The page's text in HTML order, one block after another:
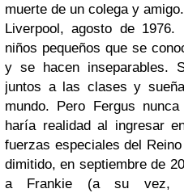
muerte de un colega y amigo.
Liverpool, agosto de
niños pequeños que se
y se hacen inseparables.
juntos a las clases y
mundo. Pero Fergus
haría realidad al ingresar
fuerzas especiales del
dimitido, en septiembre de
a Frankie (a su vez,